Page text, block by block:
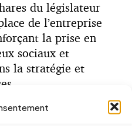
du législateur
de l’entreprise
la prise en
sociaux et
la stratégie et
que toute société